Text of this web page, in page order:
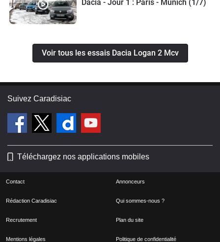
Dacia - Jour 1 : Paris - Munich (1/7)
Voir tous les essais Dacia Logan 2 Mcv
Suivez Caradisiac
Téléchargez nos applications mobiles
Contact Annonceurs
Rédaction Caradisiac Qui sommes-nous ?
Recrutement Plan du site
Mentions légales Politique de confidentialité